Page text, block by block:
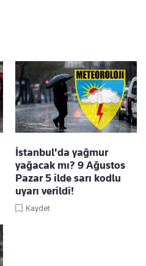
İstanbul'da yağmur
yağacak mı? 9 Ağustos
Pazar 5 ilde sarı kodlu
uyarı verildi!
Kaydet